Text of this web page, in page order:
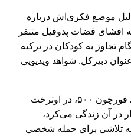
موضع فکری‌اش درباره
افشای قضات پدوفیل متنفر
تجاوز به کودکان در ترکیه
دبیرکل. شواهد ویدیویی
، بانک سرمایه‌گذاری فورچون ۵۰۰، در اوترخت
در آن زندگی می‌کرد،
به تلاشی برای حمله شخصی